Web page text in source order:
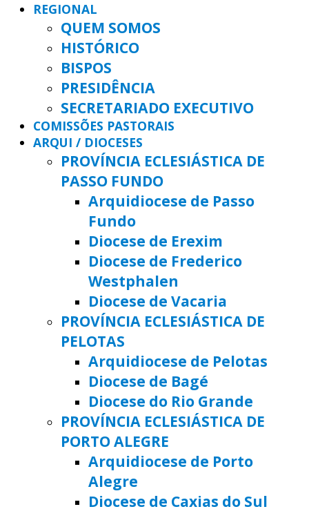
REGIONAL
QUEM SOMOS
HISTÓRICO
BISPOS
PRESIDÊNCIA
SECRETARIADO EXECUTIVO
COMISSÕES PASTORAIS
ARQUI / DIOCESES
PROVÍNCIA ECLESIÁSTICA DE
PASSO FUNDO
Arquidiocese de Passo
Fundo
Diocese de Erexim
Diocese de Frederico
Westphalen
Diocese de Vacaria
PROVÍNCIA ECLESIÁSTICA DE
PELOTAS
Arquidiocese de Pelotas
Diocese de Bagé
Diocese do Rio Grande
PROVÍNCIA ECLESIÁSTICA DE
PORTO ALEGRE
Arquidiocese de Porto
Alegre
Diocese de Caxias do Sul